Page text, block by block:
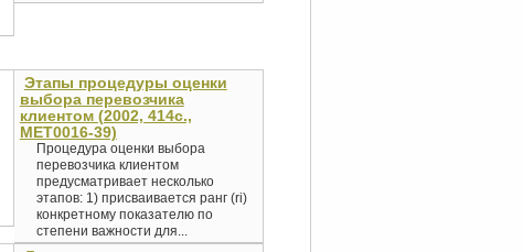
Этапы процедуры оценки
выбора перевозчика
клиентом (2002, 414с.,
MET0016-39)
Процедура оценки выбора
перевозчика клиентом
предусматривает несколько
этапов: 1) присваивается ранг (ri)
конкретному показателю по
степени важности для...